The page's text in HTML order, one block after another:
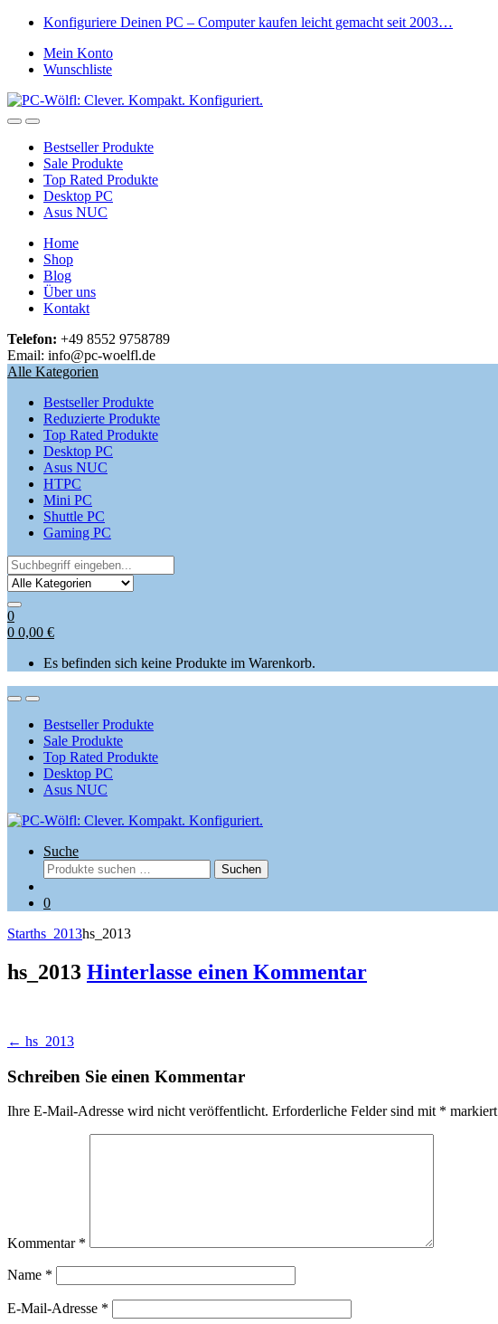
Skip
navigation
Skip
content
Konfiguriere Deinen PC – Computer kaufen leicht gemacht seit 2003…
Mein Konto
Wunschliste
OpenClose
Bestseller Produkte
Sale Produkte
Top Rated Produkte
Desktop PC
Asus NUC
Home
Shop
Blog
Über uns
Kontakt
Telefon: +49 8552 9758789
Email: info@pc-woelfl.de
Alle Kategorien
Bestseller Produkte
Reduzierte Produkte
Top Rated Produkte
Desktop PC
Asus NUC
HTPC
Mini PC
Shuttle PC
Gaming PC
Search
for:
0
0 0,00 €
Es befinden sich keine Produkte im Warenkorb.
OpenClose
Bestseller Produkte
Sale Produkte
Top Rated Produkte
Desktop PC
Asus NUC
Suche
Suchen
nach:
Suchen
0
Starths_2013hs_2013
hs_2013 Hinterlasse einen Kommentar
Beitragsnavigation
← hs_2013
Schreiben Sie einen Kommentar
Ihre E-Mail-Adresse wird nicht veröffentlicht. Erforderliche Felder sind mit * markiert
Kommentar *
Name *
E-Mail-Adresse *